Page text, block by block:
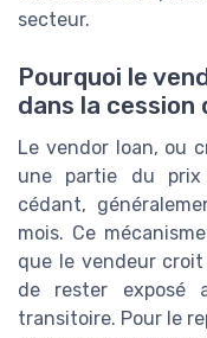
secteur.
Pourquoi le
dans la
Le vendor loan, ou
une partie du
cédant,
mois. Ce
que le vendeur
de rester exposé
transitoire. Pour le